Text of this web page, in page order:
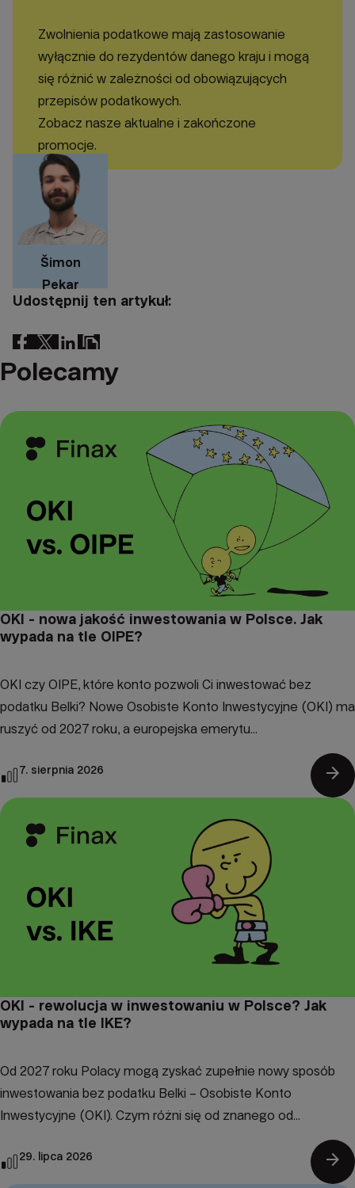
Zwolnienia podatkowe mają zastosowanie
wyłącznie do rezydentów danego kraju i mogą
się różnić w zależności od obowiązujących
przepisów podatkowych.
Zobacz nasze aktualne i zakończone
promocje.
Šimon
Pekar
Udostępnij ten artykuł:
Polecamy
OKI - nowa jakość inwestowania w Polsce. Jak
wypada na tle OIPE?
OKI czy OIPE, które konto pozwoli Ci inwestować bez
podatku Belki? Nowe Osobiste Konto Inwestycyjne (OKI) ma
ruszyć od 2027 roku, a europejska emerytu...
7. sierpnia 2026 arrow_forward
OKI - rewolucja w inwestowaniu w Polsce? Jak
wypada na tle IKE?
Od 2027 roku Polacy mogą zyskać zupełnie nowy sposób
inwestowania bez podatku Belki – Osobiste Konto
Inwestycyjne (OKI). Czym różni się od znanego od...
29. lipca 2026 arrow_forward